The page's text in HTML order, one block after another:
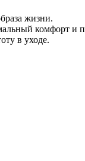
жизни.
комфорт и
в уходе.